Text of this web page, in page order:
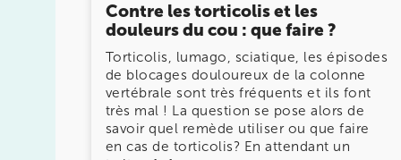
Contre les torticolis et les
douleurs du cou : que faire ?
Torticolis, lumago, sciatique, les épisodes
de blocages douloureux de la colonne
vertébrale sont très fréquents et ils font
très mal ! La question se pose alors de
savoir quel remède utiliser ou que faire
en cas de torticolis? En attendant un
75015 Paris
75015 Paris
01 43 31 00 33
Prenez RDV sur
Prenez RDV sur